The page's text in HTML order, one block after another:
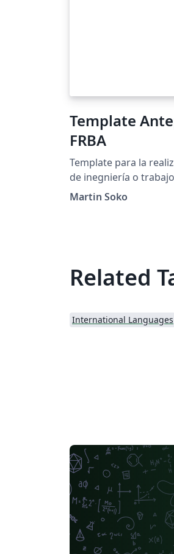
Template
FRBA
Template para la
de inegniería o
FRBA Proyecto Final
Martin Soko
Related
International Languages